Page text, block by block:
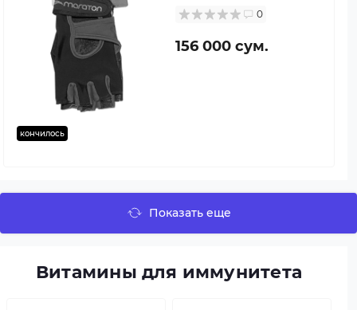
кончилось
0
156 000 сум.
Показать еще
Витамины для иммунитета